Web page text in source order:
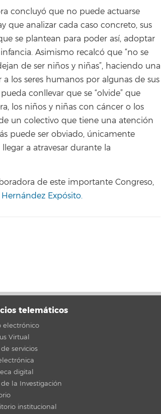
concluyó que no puede actuarse
que analizar cada caso concreto, sus
se plantean para poder así, adoptar
Asimismo recalcó que “no se
de ser niños y niñas”, haciendo una
los seres humanos por algunas de sus
conllevar que se “olvide” que
los niños y niñas con cáncer o los
un colectivo que tiene una atención
puede ser obviado, únicamente
a atravesar durante la
de este importante Congreso,
Expósito.
telemáticos
electrónico
Virtual
servicios
digital
la Investigación
institucional